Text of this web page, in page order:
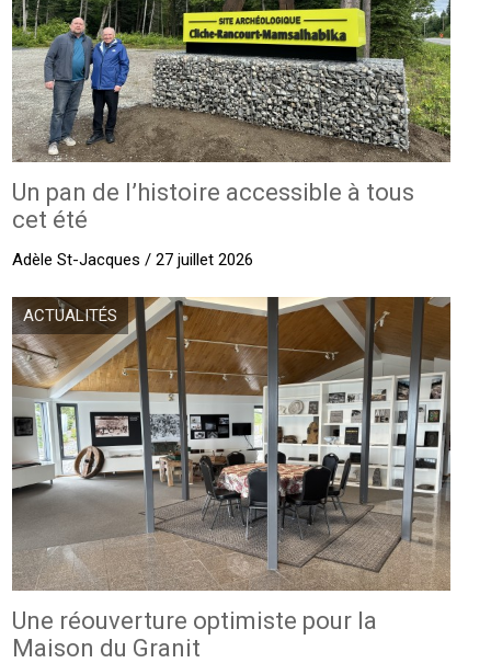
Un pan de l’histoire accessible à tous
cet été
Adèle St-Jacques / 27 juillet 2026
ACTUALITÉS
Une réouverture optimiste pour la
Maison du Granit